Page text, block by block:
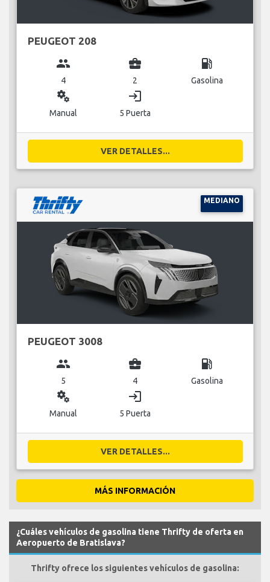
PEUGEOT 208
group
4
business_center
2
local_gas_station
Gasolina
miscellaneous_services
Manual
login
5 Puerta
VER DETALLES...
MEDIANO
PEUGEOT 3008
group
5
business_center
4
local_gas_station
Gasolina
miscellaneous_services
Manual
login
5 Puerta
VER DETALLES...
MÁS INFORMACIÓN
¿Cuáles vehículos de gasolina tiene Thrifty de oferta en
Aeropuerto de Bratislava?
Thrifty ofrece los siguientes vehículos de gasolina: